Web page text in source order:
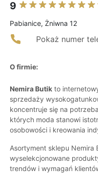
9
Pabianice, Żniwna 12
Pokaż numer
O firmie:
Nemira Butik to
sprzedaży
koncentruje się na
których moda stanowi
osobowości i kreowania
Asortyment sklepu Nemira
wyselekcjonowane
trendów i wymagań